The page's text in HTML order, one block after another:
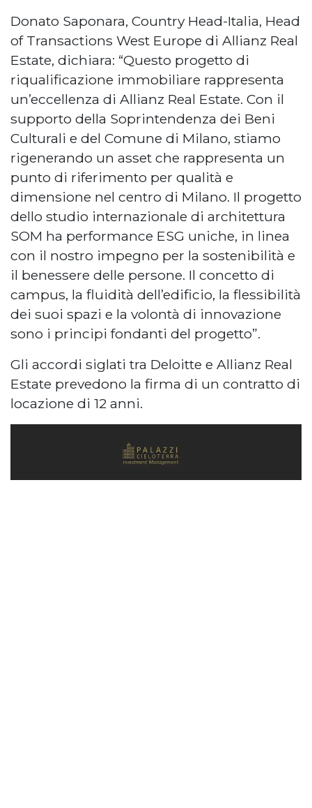
Donato Saponara, Country Head-Italia, Head
of Transactions West Europe di Allianz Real
Estate, dichiara: “Questo progetto di
riqualificazione immobiliare rappresenta
un’eccellenza di Allianz Real Estate. Con il
supporto della Soprintendenza dei Beni
Culturali e del Comune di Milano, stiamo
rigenerando un asset che rappresenta un
punto di riferimento per qualità e
dimensione nel centro di Milano. Il progetto
dello studio internazionale di architettura
SOM ha performance ESG uniche, in linea
con il nostro impegno per la sostenibilità e
il benessere delle persone. Il concetto di
campus, la fluidità dell’edificio, la flessibilità
dei suoi spazi e la volontà di innovazione
sono i principi fondanti del progetto”.
Gli accordi siglati tra Deloitte e Allianz Real
Estate prevedono la firma di un contratto di
locazione di 12 anni.